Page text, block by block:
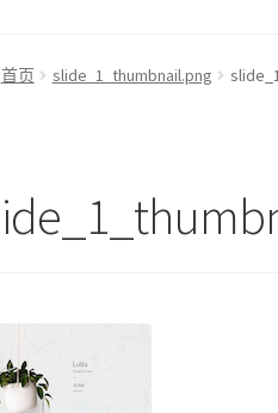
首页 slide_1_thumbnail.png